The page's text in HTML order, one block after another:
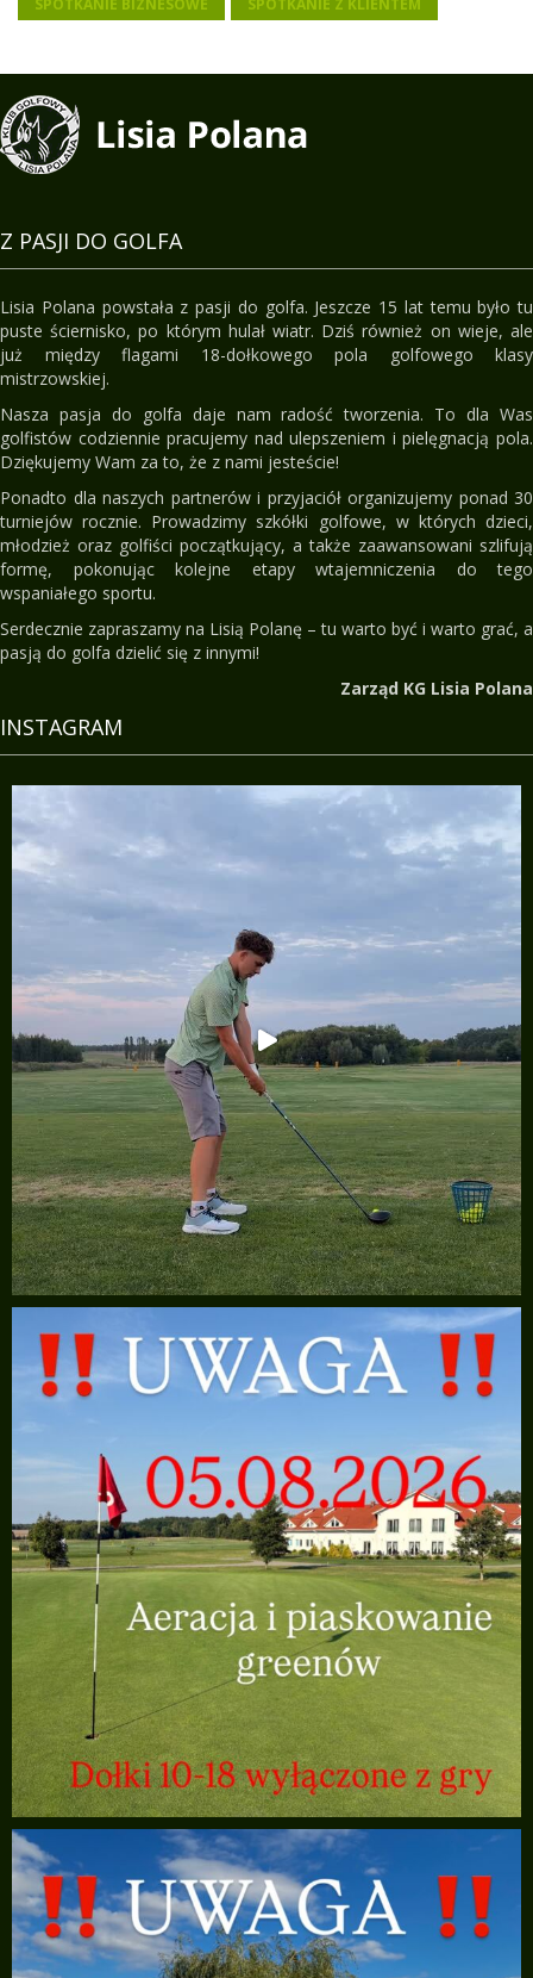
SPOTKANIE BIZNESOWE SPOTKANIE Z KLIENTEM
Z PASJI DO GOLFA
Lisia Polana powstała z pasji do golfa. Jeszcze 15 lat temu było tu
puste ściernisko, po którym hulał wiatr. Dziś również on wieje, ale
już między flagami 18-dołkowego pola golfowego klasy
mistrzowskiej.
Nasza pasja do golfa daje nam radość tworzenia. To dla Was
golfistów codziennie pracujemy nad ulepszeniem i pielęgnacją pola.
Dziękujemy Wam za to, że z nami jesteście!
Ponadto dla naszych partnerów i przyjaciół organizujemy ponad 30
turniejów rocznie. Prowadzimy szkółki golfowe, w których dzieci,
młodzież oraz golfiści początkujący, a także zaawansowani szlifują
formę, pokonując kolejne etapy wtajemniczenia do tego
wspaniałego sportu.
Serdecznie zapraszamy na Lisią Polanę – tu warto być i warto grać, a
pasją do golfa dzielić się z innymi!
Zarząd KG Lisia Polana
INSTAGRAM